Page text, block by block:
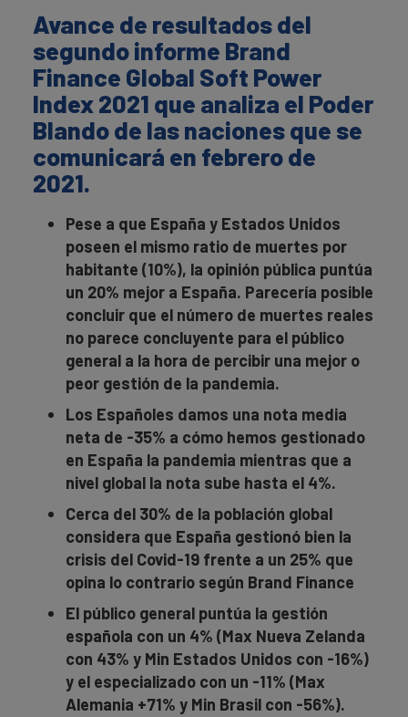
Avance de resultados del
segundo informe Brand
Finance Global Soft Power
Index 2021 que analiza el Poder
Blando de las naciones que se
comunicará en febrero de
2021.
Pese a que España y Estados Unidos
poseen el mismo ratio de muertes por
habitante (10%), la opinión pública puntúa
un 20% mejor a España. Parecería posible
concluir que el número de muertes reales
no parece concluyente para el público
general a la hora de percibir una mejor o
peor gestión de la pandemia.
Los Españoles damos una nota media
neta de -35% a cómo hemos gestionado
en España la pandemia mientras que a
nivel global la nota sube hasta el 4%.
Cerca del 30% de la población global
considera que España gestionó bien la
crisis del Covid-19 frente a un 25% que
opina lo contrario según Brand Finance
El público general puntúa la gestión
española con un 4% (Max Nueva Zelanda
con 43% y Min Estados Unidos con -16%)
y el especializado con un -11% (Max
Alemania +71% y Min Brasil con -56%).